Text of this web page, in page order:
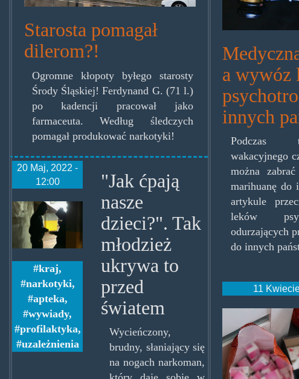
Starosta pomagał
dilerom?!
Ogromne kłopoty byłego starosty
Środy Śląskiej! Ferdynand G. (71 l.)
po kadencji pracował jako
farmaceuta. Według śledczych
pomagał produkować narkotyki!
20 Maj, 2022 -
12:00
dragdile.jpg
kraj,
narkotyki,
apteka,
wywiady,
profilaktyka,
uzależnienia
"Jak ćpają
nasze
dzieci?". Tak
młodzież
ukrywa to
przed
światem
Wycieńczony,
brudny, słaniający się
na nogach narkoman,
a wywóz
innych
Podczas
wakacyjnego
można
marihuanę do
artykule
leków
odurzających
do innych
11